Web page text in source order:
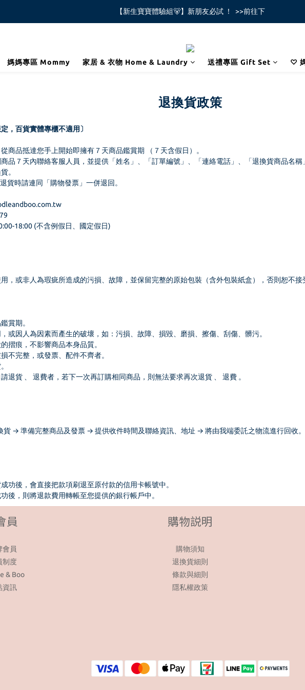
全館不限金額免運費🚚
【新生寶寶體驗組🐻】新朋友必試 ！  >>前往下
媽媽專區 Mommy 家居 & 衣物 Home & Laundry 送禮專區 Gift Set ♡
退換貨政策
，百貨實體專櫃不適用〕
商品抵達您手上開始即擁有７天商品鑑賞期 （７天含假日）。
品７天內聯絡客服人員，並提供「姓名」、「訂單編號」、「連絡電話」、「退換貨商品名
。
貨時請連同「購物發票」一併退回。
18:00 (不含例假日、國定假日)
，或非人為瑕疵所造成的污損、故障，並保留完整的原始包裝（含外包裝紙盒），否則恕不接
賞期。
或因人為因素而產生的破壞，如：污損、故障、損毀、磨損、擦傷、刮傷、髒污。
摺痕，不影響商品本身品質。
不完整，或發票、配件不齊者。
退貨 、 退費者，若下一次再訂購相同商品，則無法要求再次退貨 、 退費 。
→ 準備完整商品及發票 → 提供收件時間及聯絡資訊、地址 → 將由我端委託之物流進行回收。
功後，會直接把款項刷退至原付款的信用卡帳號中。
後，則將退款費用轉帳至您提供的銀行帳戶中。
員
會員
制度
& Boo
資訊
購物説明
購物須知
退換貨細則
條款與細則
隱私權政策